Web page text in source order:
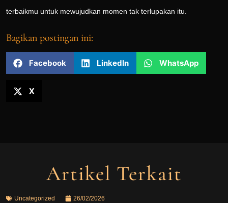
terbaikmu untuk mewujudkan momen tak terlupakan itu.
Bagikan postingan ini:
Facebook LinkedIn WhatsApp
X
Artikel Terkait
Uncategorized 26/02/2026